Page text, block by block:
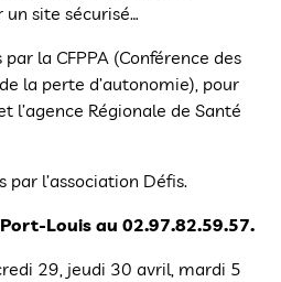
site sécurisé…
la CFPPA (Conférence des
la perte d’autonomie), pour
l’agence Régionale de Santé
par l’association Défis.
Louis au 02.97.82.59.57.
29, jeudi 30 avril, mardi 5